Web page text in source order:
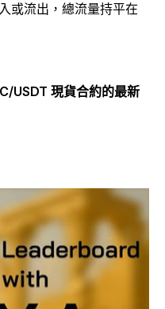
或流出，總流量持平在
USDT 現貨合約的最新